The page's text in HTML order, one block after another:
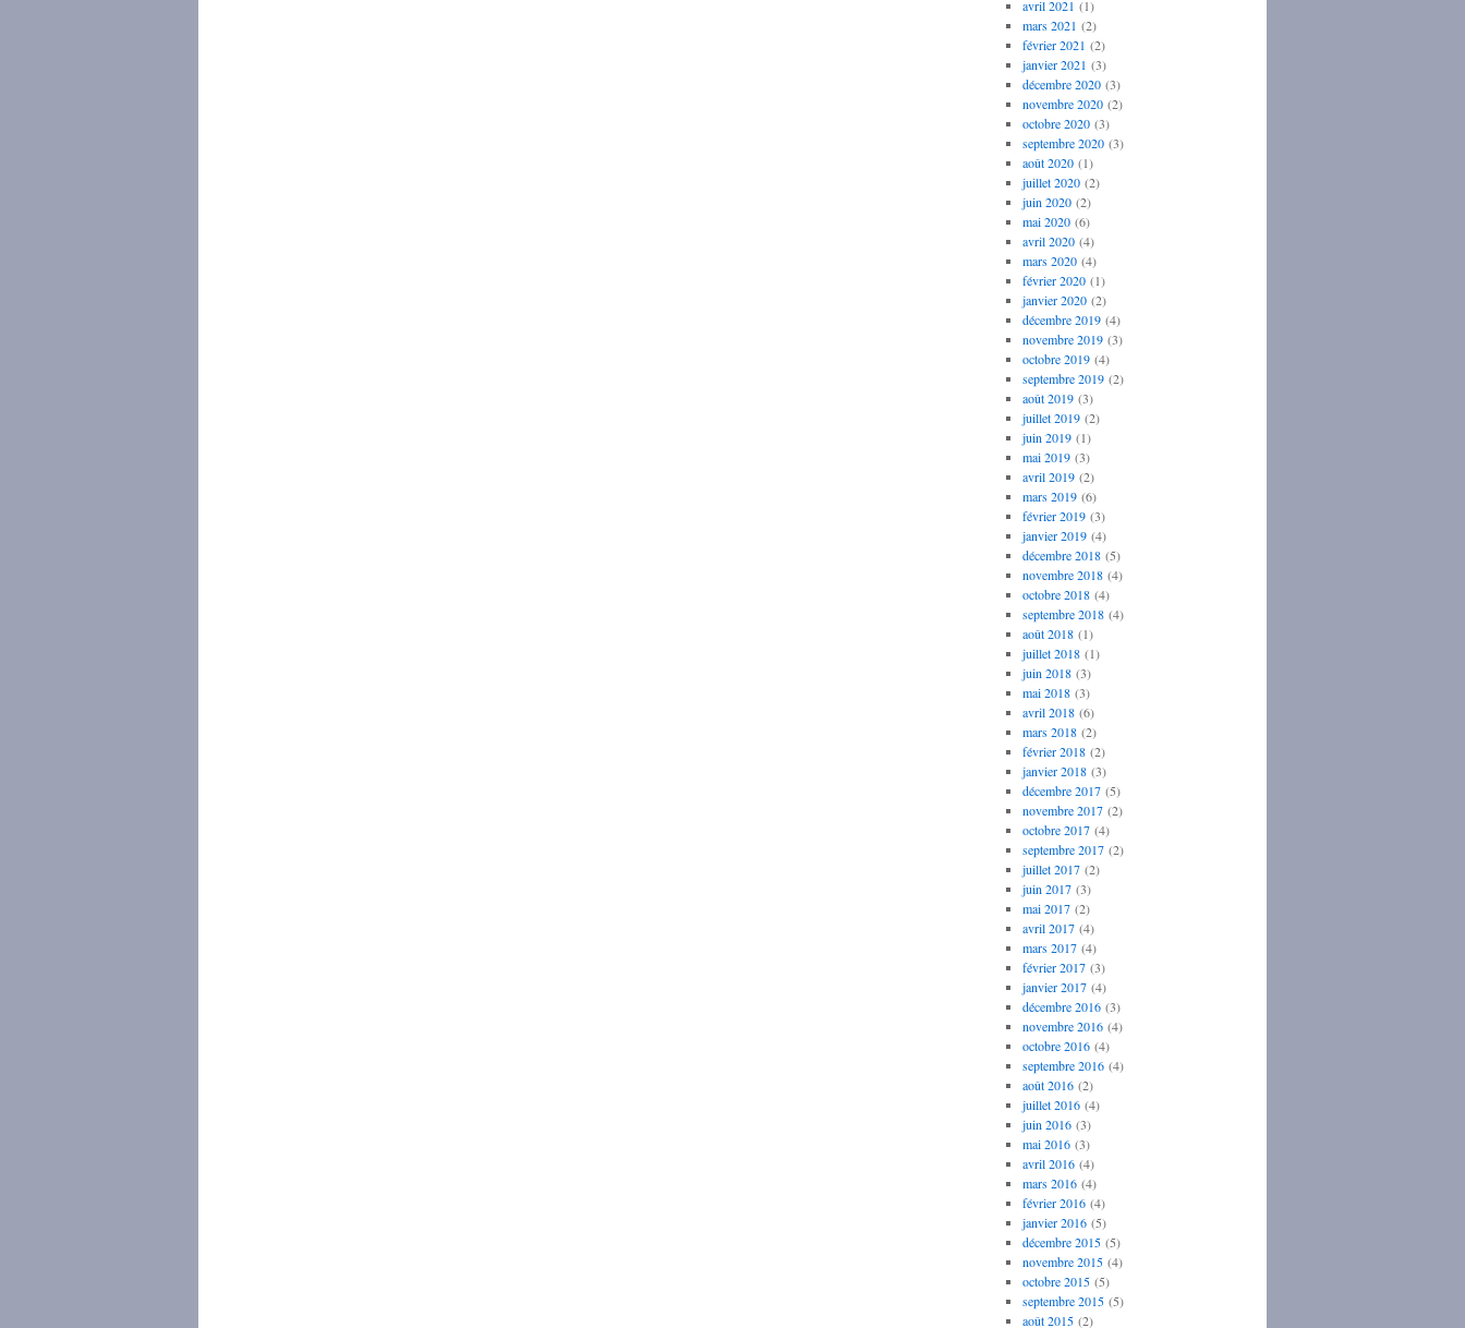
avril 2021 (1)
mars 2021 (2)
février 2021 (2)
janvier 2021 (3)
décembre 2020(3)
novembre 2020(2)
octobre 2020(3)
septembre 2020(3)
août 2020(1)
juillet 2020(2)
juin 2020(2)
mai 2020(6)
avril 2020(4)
mars 2020(4)
février 2020(1)
janvier 2020(2)
décembre 2019(4)
novembre 2019(3)
octobre 2019(4)
septembre 2019(2)
août 2019(3)
juillet 2019(2)
juin 2019(1)
mai 2019(3)
avril 2019(2)
mars 2019(6)
février 2019(3)
janvier 2019(4)
décembre 2018(5)
novembre 2018(4)
octobre 2018(4)
septembre 2018(4)
août 2018(1)
juillet 2018(1)
juin 2018(3)
mai 2018(3)
avril 2018(6)
mars 2018(2)
février 2018(2)
janvier 2018(3)
décembre 2017(5)
novembre 2017(2)
octobre 2017(4)
septembre 2017(2)
juillet 2017(2)
juin 2017(3)
mai 2017(2)
avril 2017(4)
mars 2017(4)
février 2017(3)
janvier 2017(4)
décembre 2016(3)
novembre 2016(4)
octobre 2016(4)
septembre 2016(4)
août 2016(2)
juillet 2016(4)
juin 2016(3)
mai 2016(3)
avril 2016(4)
mars 2016(4)
février 2016(4)
janvier 2016(5)
décembre 2015(5)
novembre 2015(4)
octobre 2015(5)
septembre 2015(5)
août 2015(2)